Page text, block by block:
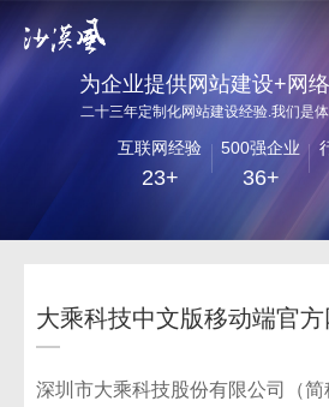
为企业提供网站建设+网
二十三年定制化网站建设经验.我们是
互联网经验
23+
500强企业
36+
大乘科技中文版移动端官
深圳市大乘科技股份有限公司（